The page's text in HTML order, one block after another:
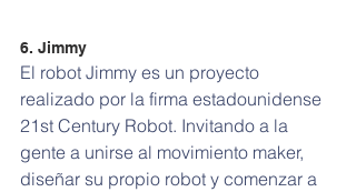
6. Jimmy
El robot Jimmy es un proyecto
realizado por la firma estadounidense
21st Century Robot. Invitando a la
gente a unirse al movimiento maker,
diseñar su propio robot y comenzar a